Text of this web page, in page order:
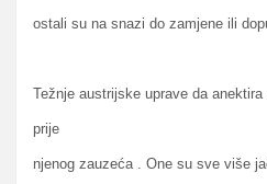
ostali su na snazi do zamjene ili
Težnje austrijske uprave da
prije
njenog zauzeća . One su sve više